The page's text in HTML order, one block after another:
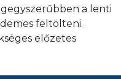
a lenti
feltölteni.
előzetes